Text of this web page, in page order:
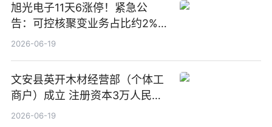
旭光电子11天6涨停！紧急公
告：可控核聚变业务占比约2%！
前沿热点
2026-06-19
文安县英开木材经营部（个体工
商户）成立 注册资本3万人民币
新要闻
2026-06-19